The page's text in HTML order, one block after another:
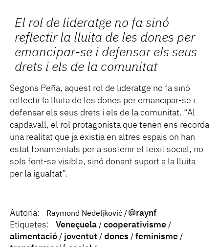
El rol de lideratge no fa sinó
reflectir la lluita de les dones per
emancipar-se i defensar els seus
drets i els de la comunitat
Segons Peña, aquest rol de lideratge no fa sinó
reflectir la lluita de les dones per emancipar-se i
defensar els seus drets i els de la comunitat. “Al
capdavall, el rol protagonista que tenen ens recorda
una realitat que ja existia en altres espais on han
estat fonamentals per a sostenir el teixit social, no
sols fent-se visible, sinó donant suport a la lluita
per la igualtat”.
Autoria: Raymond Nedeljković
@raynf
Etiquetes:
Veneçuela
cooperativisme
alimentació
joventut dones
feminisme